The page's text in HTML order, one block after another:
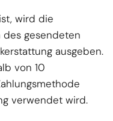
wird die
des gesendeten
ausgeben.
von 10
verwendet wird.